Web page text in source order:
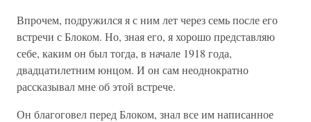
Впрочем, подружился я с ним лет через семь после его
встречи с Блоком. Но, зная его, я хорошо представляю
себе, каким он был тогда, в начале 1918 года,
двадцатилетним юнцом. И он сам неоднократно
рассказывал мне об этой встрече.
Он благоговел перед Блоком, знал все им написанное